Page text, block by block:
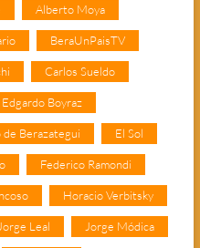
Alberto Moya
BeraUnPaisTV
Carlos Sueldo
Edgardo Boyraz
Berazategui El Sol
Federico Ramondi
Horacio Verbitsky
Jorge Leal Jorge Módica